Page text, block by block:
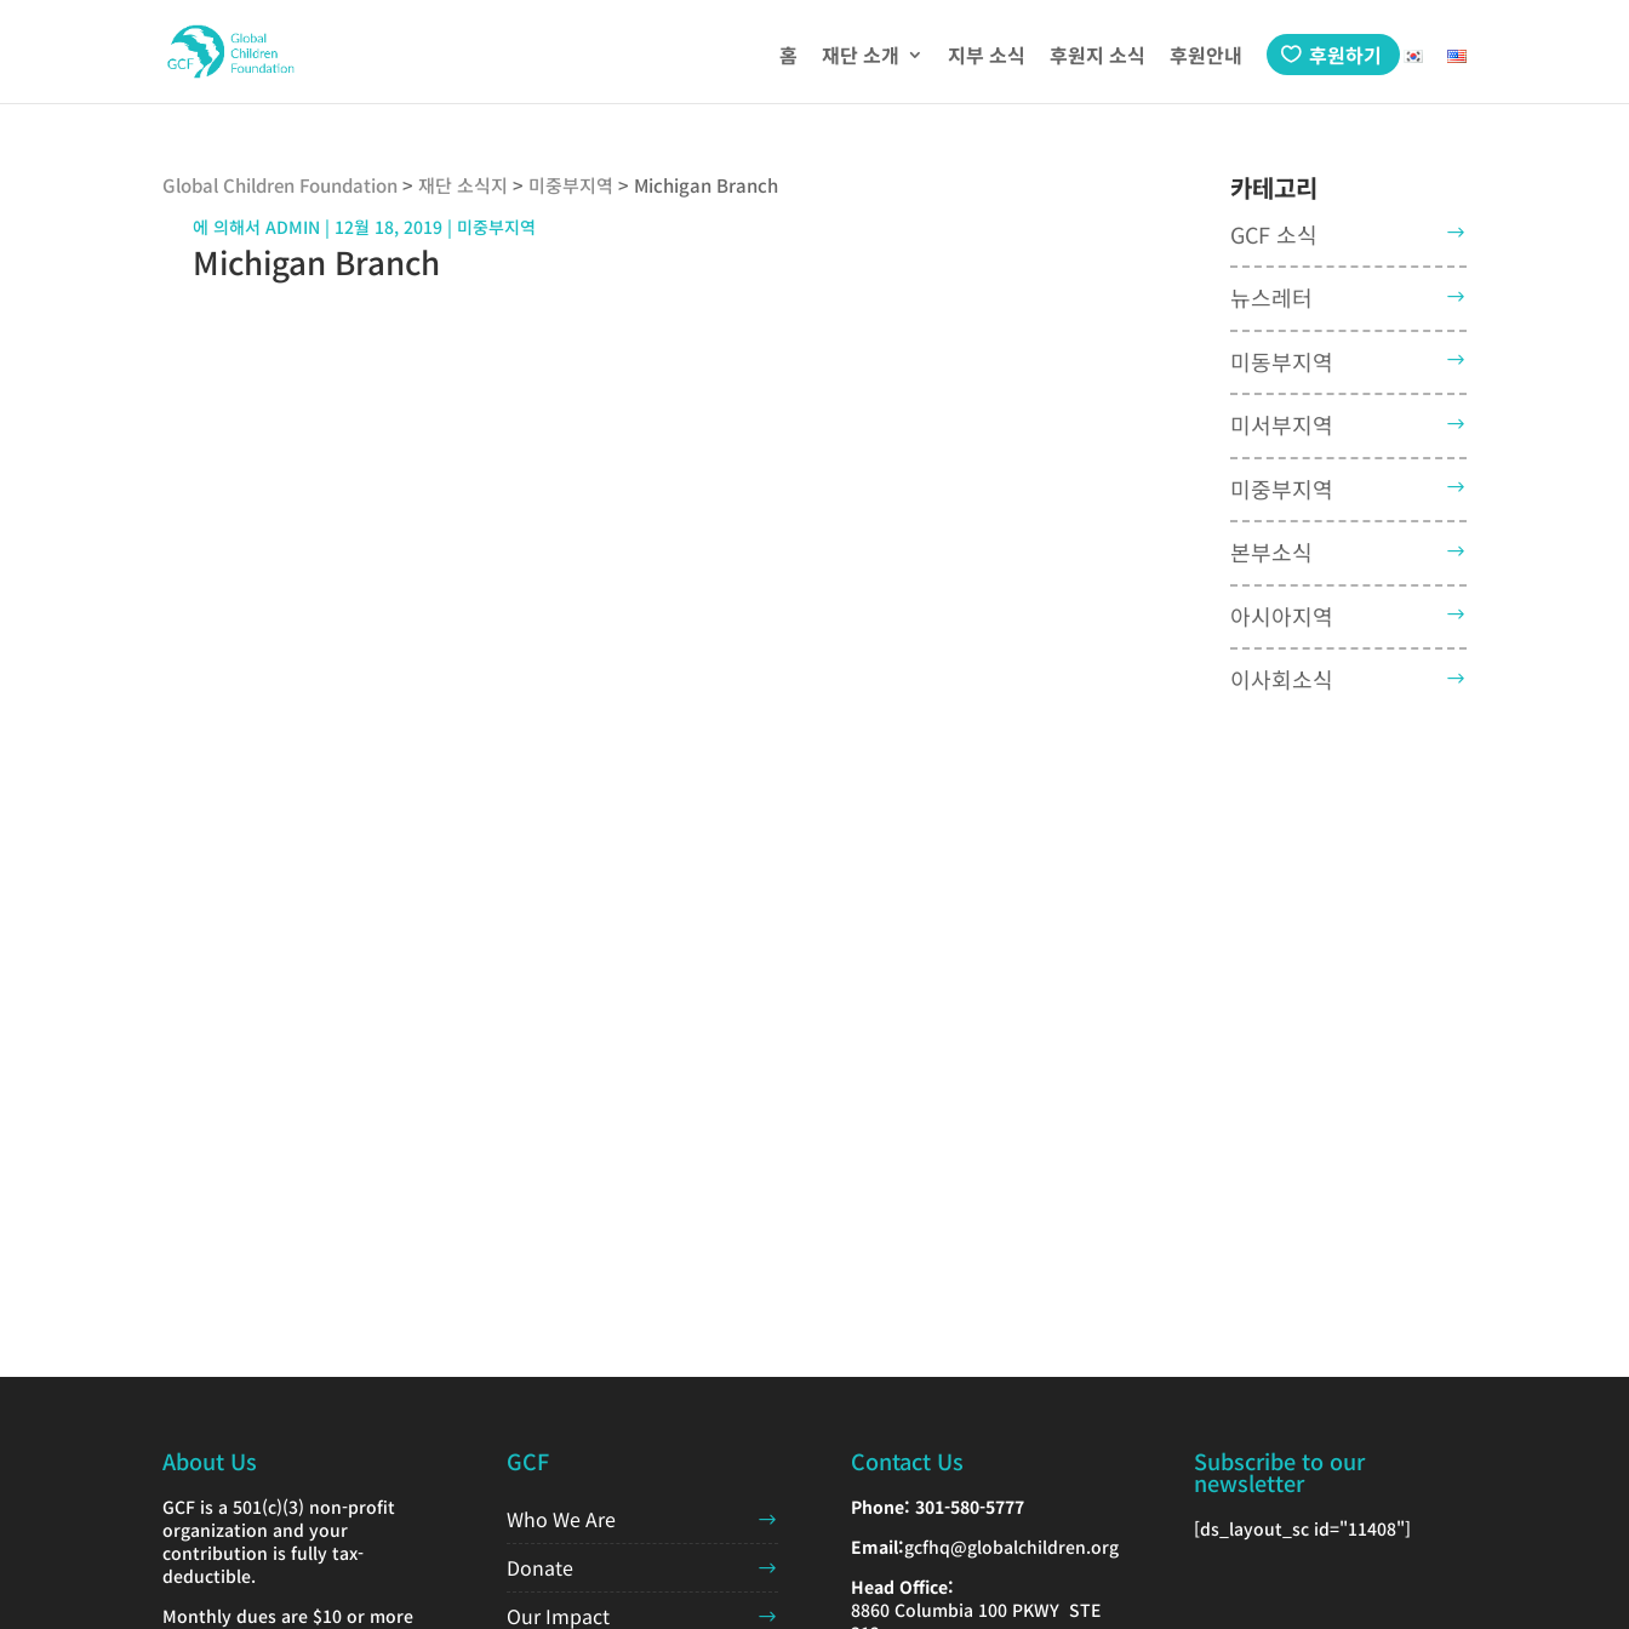
홈 재단 소개 지부 소식 후원지 소식 후원안내 후원하기
Global Children Foundation >재단 소식지 > 미중부지역 > Michigan Branch
에 의해서ADMIN | 12월 18, 2019 | 미중부지역
Michigan Branch
카테고리
GCF 소식
뉴스레터
미동부지역
미서부지역
미중부지역
본부소식
아시아지역
이사회소식
About Us
GCF is a 501(c)(3) non-profit
organization and your
contribution is fully tax-
deductible.
Monthly dues are $10 or more
GCF
Who We Are
Donate
Our Impact
Contact Us
Phone: 301-580-5777
Email:gcfhq@globalchildren.org
Head Office:
8860 Columbia 100 PKWY STE
Subscribe to our
newsletter
[ds_layout_sc id="11408"]